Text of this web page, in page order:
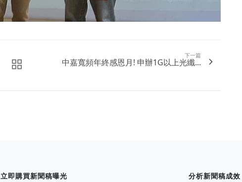
下一篇
中嘉寬頻年終感恩月! 申辦1G以上光纖...
立即購買新聞稿曝光 分析新聞稿成效